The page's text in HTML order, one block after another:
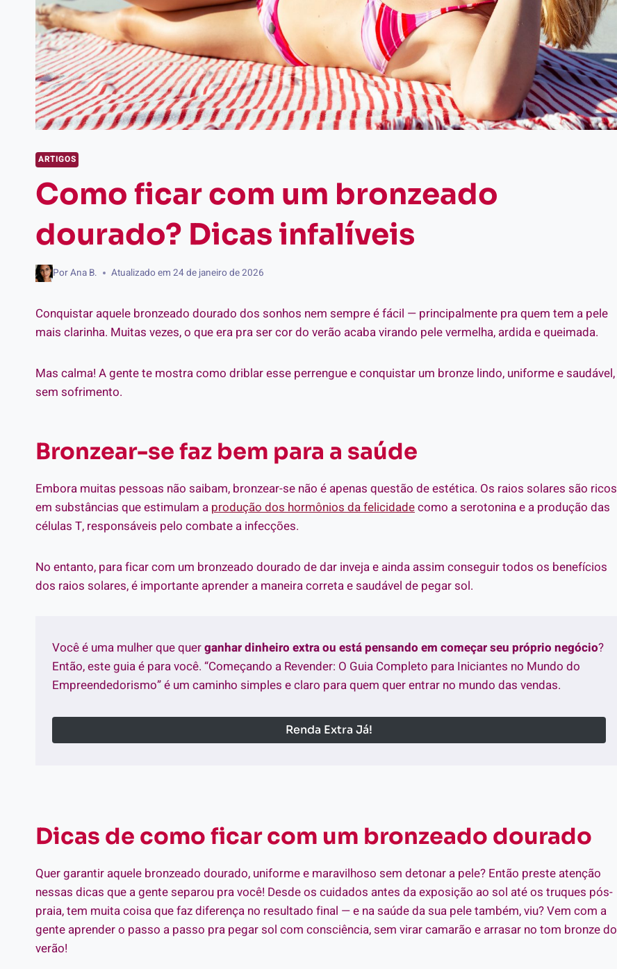
ARTIGOS
Como ficar com um bronzeado
dourado? Dicas infalíveis
PorAna B. Atualizado em 24 de janeiro de 2026
Conquistar aquele bronzeado dourado dos sonhos nem sempre é fácil — principalmente pra quem tem a pele
mais clarinha. Muitas vezes, o que era pra ser cor do verão acaba virando pele vermelha, ardida e queimada.
Mas calma! A gente te mostra como driblar esse perrengue e conquistar um bronze lindo, uniforme e saudável,
sem sofrimento.
Bronzear-se faz bem para a saúde
Embora muitas pessoas não saibam, bronzear-se não é apenas questão de estética. Os raios solares são ricos
em substâncias que estimulam a produção dos hormônios da felicidadecomo a serotonina e a produção das
células T, responsáveis pelo combate a infecções.
No entanto, para ficar com um bronzeado dourado de dar inveja e ainda assim conseguir todos os benefícios
dos raios solares, é importante aprender a maneira correta e saudável de pegar sol.
Você é uma mulher que querganhar dinheiro extra ou está pensando em começar seu próprio negócio?
Então, este guia é para você. “Começando a Revender: O Guia Completo para Iniciantes no Mundo do
Empreendedorismo” é um caminho simples e claro para quem quer entrar no mundo das vendas.
Renda Extra Já!
Dicas de como ficar com um bronzeado dourado
Quer garantir aquele bronzeado dourado, uniforme e maravilhoso sem detonar a pele? Então preste atenção
nessas dicas que a gente separou pra você! Desde os cuidados antes da exposição ao sol até os truques pós-
praia, tem muita coisa que faz diferença no resultado final — e na saúde da sua pele também, viu? Vem com a
gente aprender o passo a passo pra pegar sol com consciência, sem virar camarão e arrasar no tom bronze do
verão!